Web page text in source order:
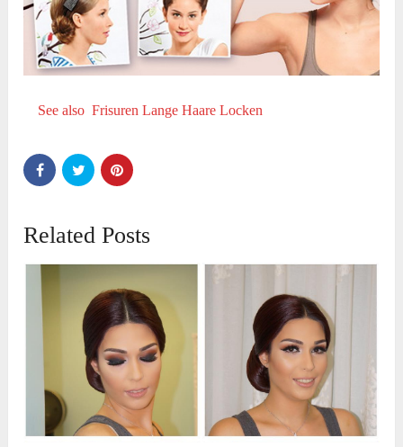
See also Frisuren Lange Haare Locken
Related Posts